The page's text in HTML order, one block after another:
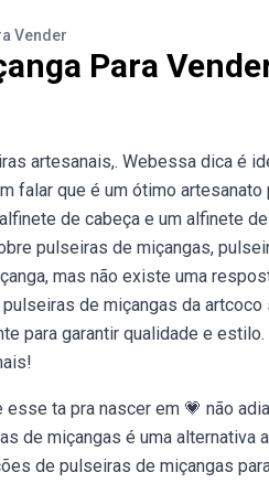
Vender
Para
artesanais,. Webessa dica é
falar que é um ótimo artesanato
de cabeça e um alfinete
pulseiras de miçangas,
mas não existe uma
de miçangas da
para garantir qualidade e
ta pra nascer em 💗 não
de miçangas é uma
de pulseiras de miçangas